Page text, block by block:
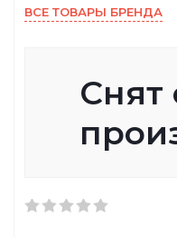
ВСЕ ТОВАРЫ БРЕНДА
Снят